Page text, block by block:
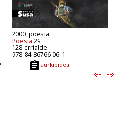
2000, poesia
Poesia 29
128 orrialde
978-84-86766-06-1
aurkibidea